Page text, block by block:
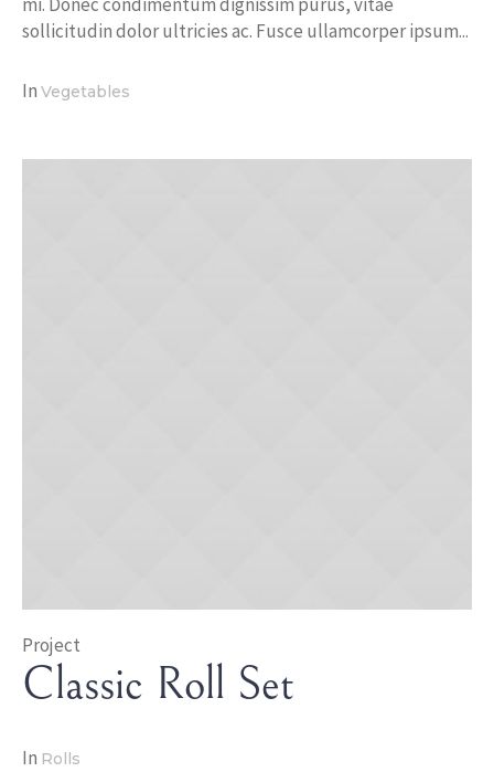
sollicitudin dolor ultricies ac. Fusce ullamcorper ipsum...
In Vegetables
Project
Classic Roll Set
In Rolls